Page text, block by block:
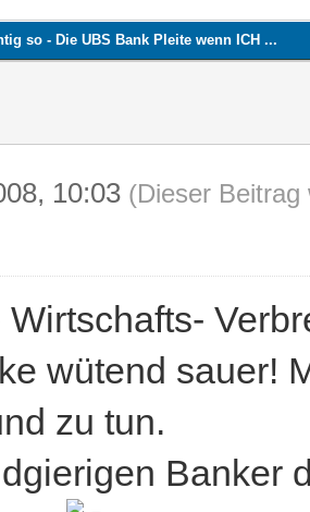
so - Die UBS Bank Pleite wenn ICH ...
10:03 (Dieser
wütend sauer!
zu tun.
Banker